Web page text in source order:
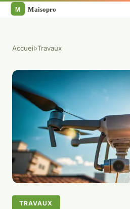
Accueil›Travaux
TRAVAUX